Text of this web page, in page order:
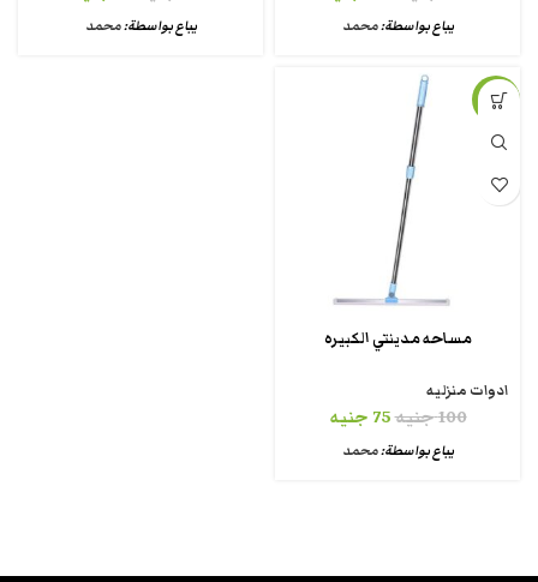
يباع بواسطة:محمد يباع بواسطة:محمد
-25%
مساحه مدينتي الكبيره
ادوات منزليه
100جنيه75 جنيه
يباع بواسطة:محمد